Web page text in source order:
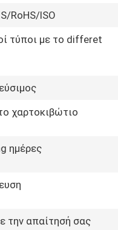
RoHS/ISO
τύποι με το differet
χαρτοκιβώτιο
ημέρες
την απαίτησή σας